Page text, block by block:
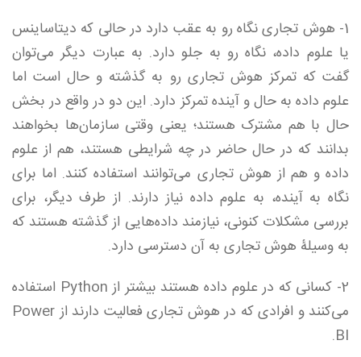
1- هوش تجاری نگاه رو به عقب دارد در حالی که دیتاساینس
یا علوم داده،‌ نگاه رو به جلو دارد. به عبارت دیگر می‌توان
گفت که تمرکز هوش تجاری رو به گذشته و حال است اما
علوم داده به حال و آینده تمرکز دارد. این دو در واقع در بخش
حال با هم مشترک هستند؛ یعنی وقتی سازمان‌ها بخواهند
بدانند که در حال حاضر در چه شرایطی هستند،‌ هم از علوم
داده و هم از هوش تجاری می‌توانند استفاده کنند. اما برای
نگاه به آینده، به علوم داده نیاز دارند. از طرف دیگر، برای
بررسی مشکلات کنونی، نیازمند داده‌هایی از گذشته هستند که
به وسیلۀ هوش تجاری به آن دسترسی دارد.
2- کسانی که در علوم داده هستند بیشتر از Python استفاده
می‌کنند و افرادی که در هوش تجاری فعالیت دارند از Power
BI.